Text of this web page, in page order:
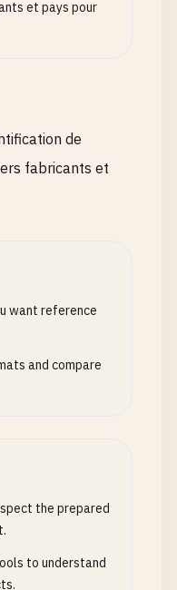
et pays pour
de
fabricants et
want reference
and compare
the prepared
to understand